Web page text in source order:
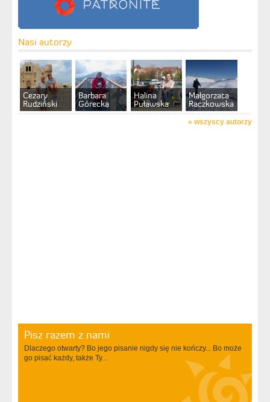
Nasi autorzy
Cezary
Rudziński
Barbara
Górecka
Halina
Puławska
Małgorzata
Raczkowska
» wszyscy autorzy
Pisz razem z nami
Dlaczego otwarty? Bo jego pisanie nigdy się nie kończy... Bo może
go pisać każdy, także Ty...